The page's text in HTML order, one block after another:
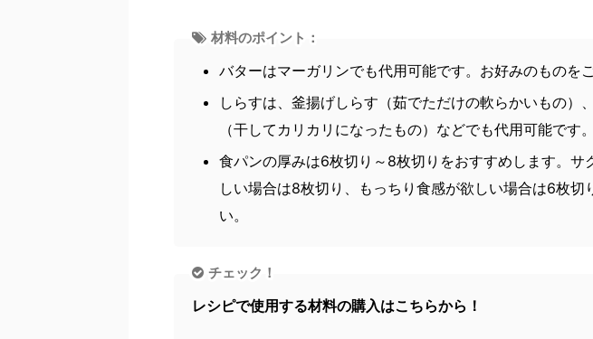
材料のポイント：
バターはマーガリンでも代用可能です。お好みのものを
しらすは、釜揚げしらす（茹でただけの軟らかいもの）
（干してカリカリになったもの）などでも代用可能です。
食パンの厚みは6枚切り～8枚切りをおすすめします。サ
しい場合は8枚切り、もっちり食感が欲しい場合は6枚切
い。
チェック！
レシピで使用する材料の購入はこちらから！